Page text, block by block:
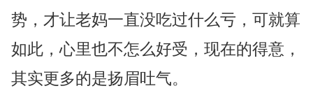
势，才让老妈一直没吃过什么亏，可就算
如此，心里也不怎么好受，现在的得意，
其实更多的是扬眉吐气。